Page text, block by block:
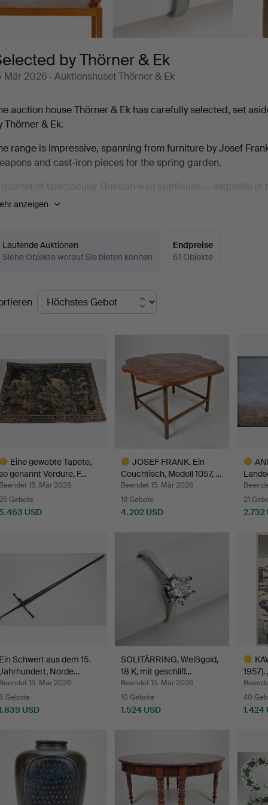
by Thörner & Ek
Mär 2026 · Auktionshuset Thörner & Ek
auction house Thörner & Ek has carefully selected, set
Thörner & Ek.
range is impressive, spanning from furniture by Josef
and cast-iron pieces for the spring garden.
of spectacular Russian wall appliques — exquisite in
vase by Kåge is a pure delight, and the bust by Alice
auction feels like a masterstroke, with the auction house
lots are defined by quality, whether it is a marble butter
anzeigen
Laufende Auktionen
Siehe Objekte worauf Sie bieten können
Endpreise
61 Objekte
Eine gewebte Tapete,
genannt Verdure, F…
15. Mär 2026
Gebote
USD
JOSEF FRANK. Ein
Couchtisch, Modell 1057, …
Beendet 15. Mär 2026
19 Gebote
4.202 USD
sig…
21
2.732
Schwert aus dem 15.
Norde…
15. Mär 2026
Gebote
USD
SOLITÄRRING, Weißgold,
18 K, mit geschliff…
Beendet 15. Mär 2026
10 Gebote
1.524 USD
40
1.424